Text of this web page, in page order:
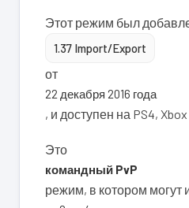
Этот режим был
1.37 Import/Export
от
22 декабря 2016 года
, и доступен на PS4, Xbox
Это
командный PvP
режим, в котором могут